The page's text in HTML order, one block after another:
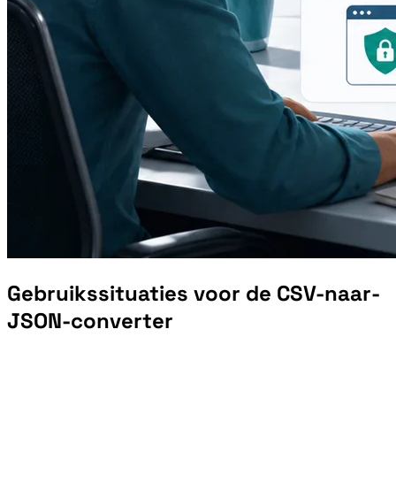
Gebruikssituaties voor de CSV-naar-
JSON-converter